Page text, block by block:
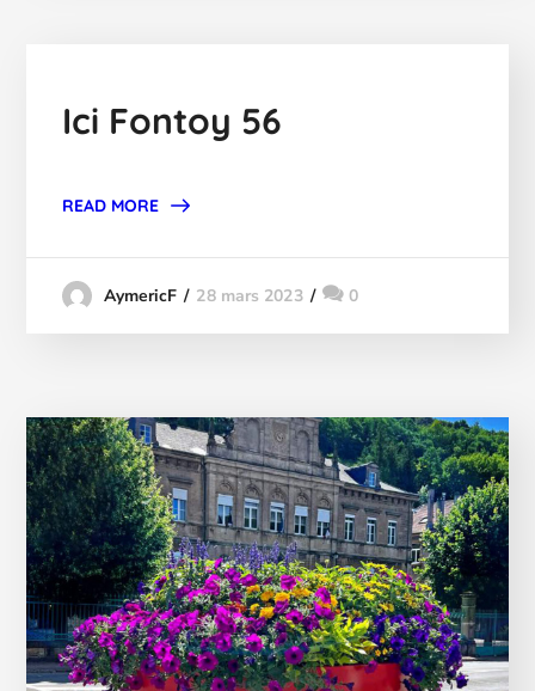
Ici Fontoy 56
READ MORE
AymericF 28 mars 2023 0